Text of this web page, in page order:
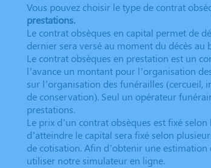
Vous pouvez choisir le type de contrat
prestations.
Le contrat obsèques en capital permet de
dernier sera versé au moment du décès
Le contrat obsèques en prestation est un
l’avance un montant pour l’organisation
sur l’organisation des funérailles
de conservation). Seul un opérateur
prestations.
Le prix d’un contrat obsèques est fixé
d’atteindre le capital sera fixé selon
de cotisation. Afin d’obtenir une
utiliser notre simulateur en ligne.